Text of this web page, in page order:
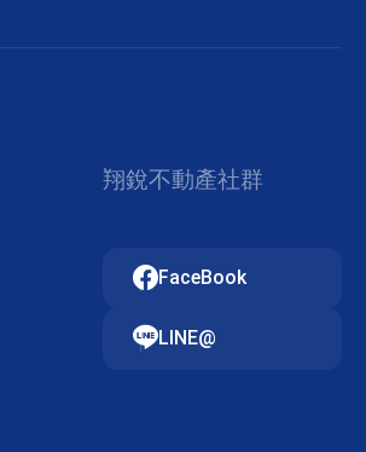
翔銳不動產社群
FaceBook
LINE@